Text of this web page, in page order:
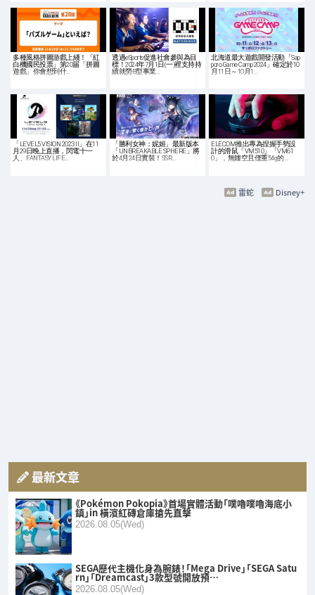
多種風格拼圖游戲上綫！「紅
白機國民投票」第20届「拼圖
遊戲」你會想到什…
透過eSports促進社會參與為目
標！2024年7月1日(一)裡支持持
續就勞B型事業…
北海道最大遊戲開發活動「Sap
poro Game Camp 2024」確定於10
月11日～10月1…
「LEVEL5 VISION 2023 II」在11
月29日晚上直播，閃電十一
人、FANTASY LIFE…
「勝利女神：妮姬」最新版本
「UNBREAKABLE SPHERE」將
於4月24日實裝！SSR…
ELECOM推出專為捏握手勢設
計的滑鼠「VM510」「VM61
0」，無鏤空且僅重54g的…
Disney+
雷蛇
最新文章
《Pokémon Pokopia》首場實體活動「噗嚕噗嚕海底小
鎮」in 橫濱紅磚倉庫搶先直擊
2026.08.05(Wed)
SEGA歷代主機化身為腕錶！「Mega Drive」「SEGA Satu
rn」「Dreamcast」3款型號開放預…
2026.08.05(Wed)